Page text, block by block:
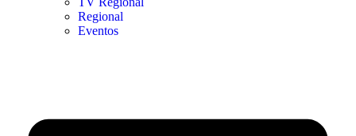
Regional
Eventos